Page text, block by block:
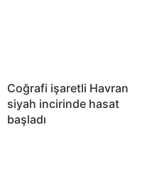
Coğrafi işaretli Havran
siyah incirinde hasat
başladı